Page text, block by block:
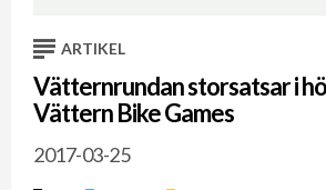
ARTIKEL
Vätternrundan storsatsar i
Vättern Bike Games
2017-03-25